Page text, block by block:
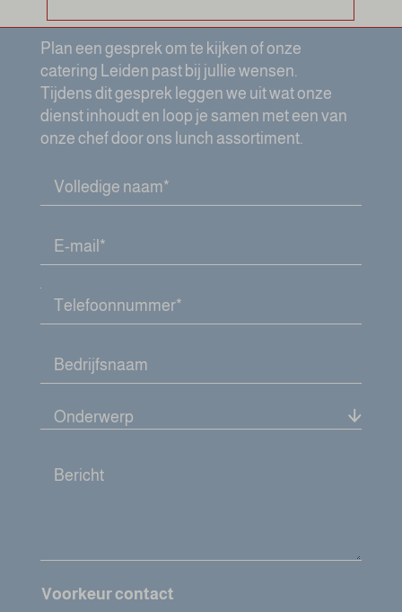
Plan een gesprek om te kijken of onze
catering Leiden past bij jullie wensen.
Tijdens dit gesprek leggen we uit wat onze
dienst inhoudt en loop je samen met een van
onze chef door ons lunch assortiment.
Voorkeur contact